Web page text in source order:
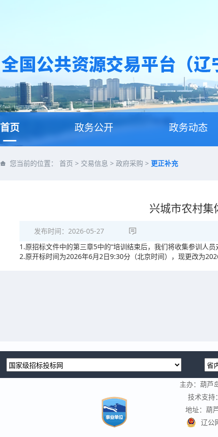
首页 政务公开 政务动态
您当前的位置： 首页 > 交易信息 > 政府采购 > 更正补充
兴城市农村
发布时间： 2026-05-27
1.原招标文件中的第三章5中的“培训结束后，我们将收集参训人
2.原开标时间为2026年6月2日9:30分（北京时间），现更改为
主办：葫芦
技术支持
地址：葫
辽公